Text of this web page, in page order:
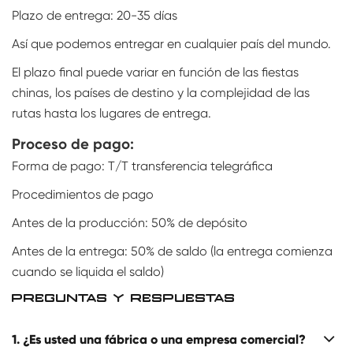
Plazo de entrega: 20-35 días
Así que podemos entregar en cualquier país del mundo.
El plazo final puede variar en función de las fiestas
chinas, los países de destino y la complejidad de las
rutas hasta los lugares de entrega.
Proceso de pago:
Forma de pago: T/T transferencia telegráfica
Procedimientos de pago
Antes de la producción: 50% de depósito
Antes de la entrega: 50% de saldo (la entrega comienza
cuando se liquida el saldo)
PREGUNTAS Y RESPUESTAS
1. ¿Es usted una fábrica o una empresa comercial?